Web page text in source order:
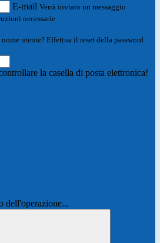
E-mail Verrà inviato un messaggio
necessarie.
utente? Effettua il reset della password
la casella di posta elettronica!
dell'operazione...